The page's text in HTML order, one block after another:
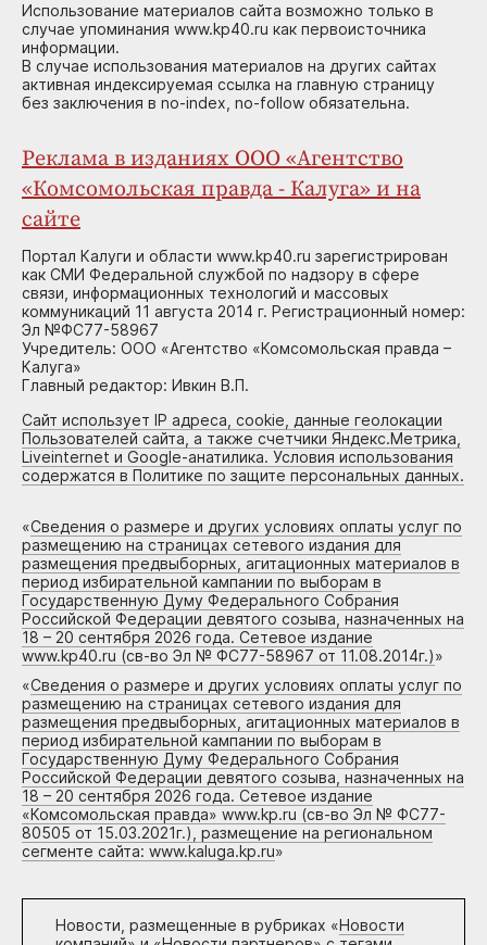
Использование материалов сайта возможно только в
случае упоминания www.kp40.ru как первоисточника
информации.
В случае использования материалов на других сайтах
активная индексируемая ссылка на главную страницу
без заключения в no-index, no-follow обязательна.
Реклама в изданиях ООО «Агентство
«Комсомольская правда - Калуга» и на
сайте
Портал Калуги и области www.kp40.ru зарегистрирован
как СМИ Федеральной службой по надзору в сфере
связи, информационных технологий и массовых
коммуникаций 11 августа 2014 г. Регистрационный номер:
Эл №ФС77-58967
Учредитель: ООО «Агентство «Комсомольская правда –
Калуга»
Главный редактор: Ивкин В.П.
Сайт использует IP адреса, cookie, данные геолокации
Пользователей сайта, а также счетчики Яндекс.Метрика,
Liveinternet и Google-анатилика. Условия использования
содержатся в Политике по защите персональных данных.
«Сведения о размере и других условиях оплаты услуг по
размещению на страницах сетевого издания для
размещения предвыборных, агитационных материалов в
период избирательной кампании по выборам в
Государственную Думу Федерального Собрания
Российской Федерации девятого созыва, назначенных на
18 – 20 сентября 2026 года. Сетевое издание
www.kp40.ru (св-во Эл № ФС77-58967 от 11.08.2014г.)»
«Сведения о размере и других условиях оплаты услуг по
размещению на страницах сетевого издания для
размещения предвыборных, агитационных материалов в
период избирательной кампании по выборам в
Государственную Думу Федерального Собрания
Российской Федерации девятого созыва, назначенных на
18 – 20 сентября 2026 года. Сетевое издание
«Комсомольская правда» www.kp.ru (св-во Эл № ФС77-
80505 от 15.03.2021г.), размещение на региональном
сегменте сайта: www.kaluga.kp.ru»
Новости, размещенные в рубриках «Новости